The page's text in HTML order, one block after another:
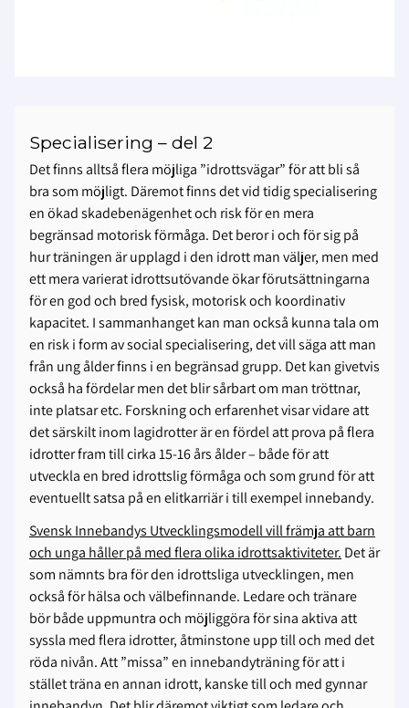
Specialisering – del 2
Det finns alltså flera möjliga ”idrottsvägar” för att bli så
bra som möjligt. Däremot finns det vid tidig specialisering
en ökad skadebenägenhet och risk för en mera
begränsad motorisk förmåga. Det beror i och för sig på
hur träningen är upplagd i den idrott man väljer, men med
ett mera varierat idrottsutövande ökar förutsättningarna
för en god och bred fysisk, motorisk och koordinativ
kapacitet. I sammanhanget kan man också kunna tala om
en risk i form av social specialisering, det vill säga att man
från ung ålder finns i en begränsad grupp. Det kan givetvis
också ha fördelar men det blir sårbart om man tröttnar,
inte platsar etc. Forskning och erfarenhet visar vidare att
det särskilt inom lagidrotter är en fördel att prova på flera
idrotter fram till cirka 15-16 års ålder – både för att
utveckla en bred idrottslig förmåga och som grund för att
eventuellt satsa på en elitkarriär i till exempel innebandy.
Svensk Innebandys Utvecklingsmodell vill främja att barn
och unga håller på med flera olika idrottsaktiviteter. Det är
som nämnts bra för den idrottsliga utvecklingen, men
också för hälsa och välbefinnande. Ledare och tränare
bör både uppmuntra och möjliggöra för sina aktiva att
syssla med flera idrotter, åtminstone upp till och med det
röda nivån. Att ”missa” en innebandyträning för att i
stället träna en annan idrott, kanske till och med gynnar